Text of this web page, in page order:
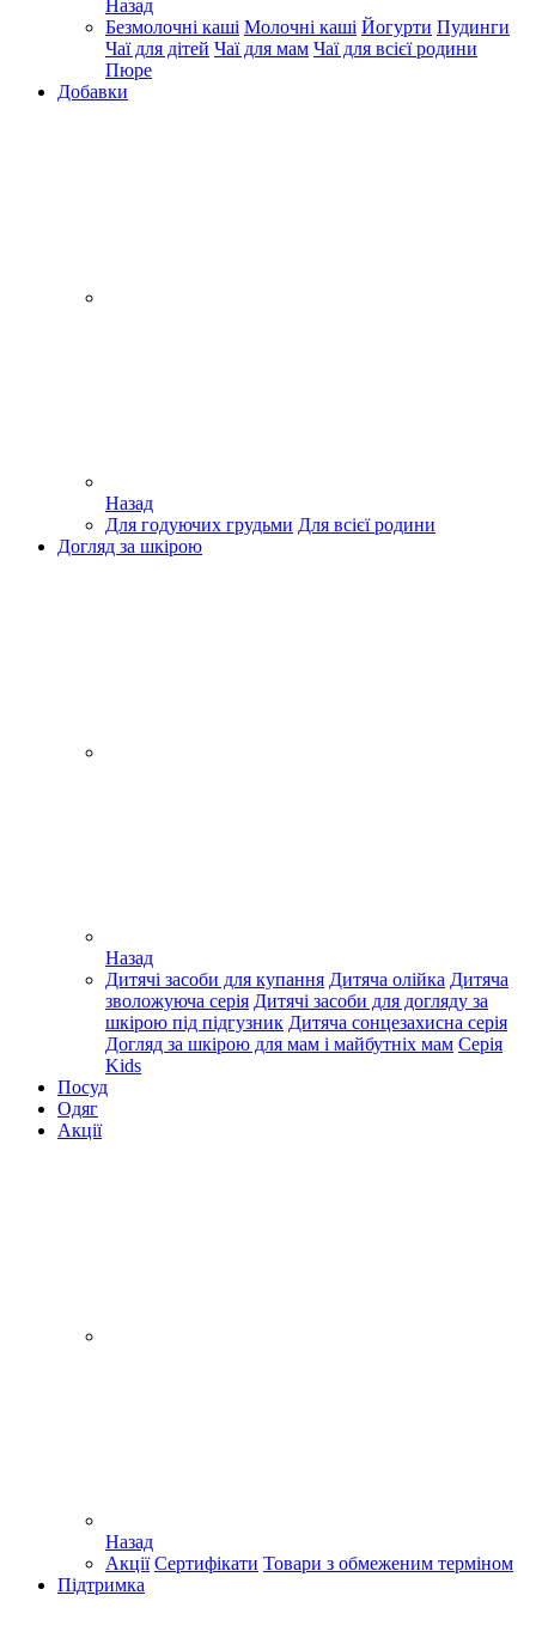
Назад
Безмолочні каші Молочні каші Йогурти Пудинги
Чаї для дітей Чаї для мам Чаї для всієї родини
Пюре
Добавки
Назад
Для годуючих грудьми Для всієї родини
Догляд за шкірою
Назад
Дитячі засоби для купання Дитяча олійка Дитяча
зволожуюча серія Дитячі засоби для догляду за
шкірою під підгузник Дитяча сонцезахисна серія
Догляд за шкірою для мам і майбутніх мам Серія
Kids
Посуд
Одяг
Акції
Назад
Акції Сертифікати Товари з обмеженим терміном
Підтримка